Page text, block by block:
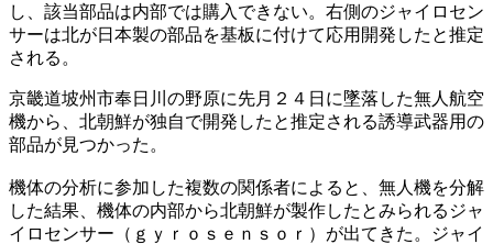
し、該当部品は内部では購入できない。右側のジャイロセン
サーは北が日本製の部品を基板に付けて応用開発したと推定
される。
京畿道坡州市奉日川の野原に先月２４日に墜落した無人航空
機から、北朝鮮が独自で開発したと推定される誘導武器用の
部品が見つかった。
機体の分析に参加した複数の関係者によると、無人機を分解
した結果、機体の内部から北朝鮮が製作したとみられるジャ
イロセンサー（ｇｙｒｏｓｅｎｓｏｒ）が出てきた。ジャイ